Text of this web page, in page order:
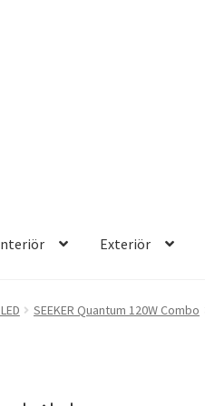
Exteriör
SEEKER Quantum 120W Combo